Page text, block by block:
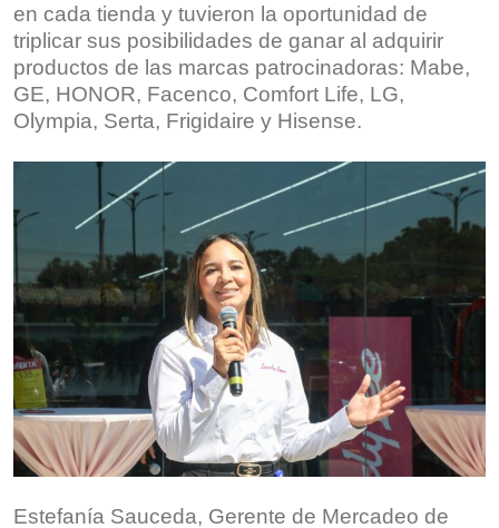
en cada tienda y tuvieron la oportunidad de
triplicar sus posibilidades de ganar al adquirir
productos de las marcas patrocinadoras: Mabe,
GE, HONOR, Facenco, Comfort Life, LG,
Olympia, Serta, Frigidaire y Hisense.
Estefanía Sauceda, Gerente de Mercadeo de